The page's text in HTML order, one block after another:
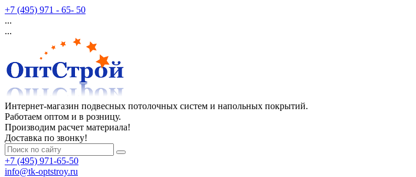
+7 (495) 971 - 65- 50
...
...
Интернет-магазин подвесных потолочных систем и напольных покрытий.
Работаем оптом и в розницу.
Производим расчет материала!
Доставка по звонку!
+7 (495) 971-65-50
info@tk-optstroy.ru